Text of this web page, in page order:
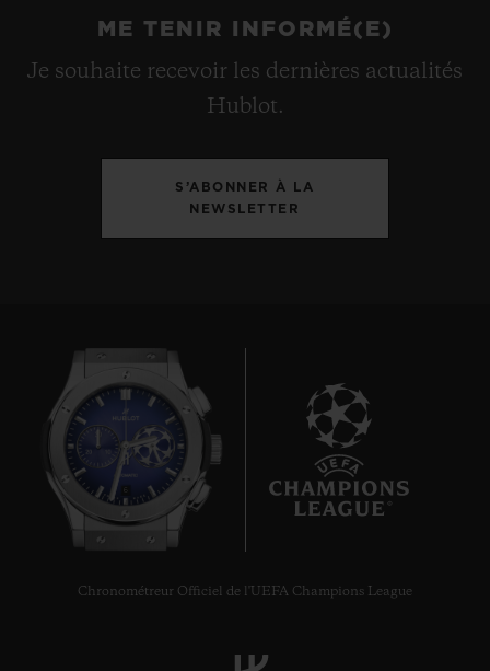
ME TENIR INFORMÉ(E)
Je souhaite recevoir les dernières actualités
Hublot.
S’ABONNER À LA
NEWSLETTER
Chronométreur Officiel de l'UEFA Champions League